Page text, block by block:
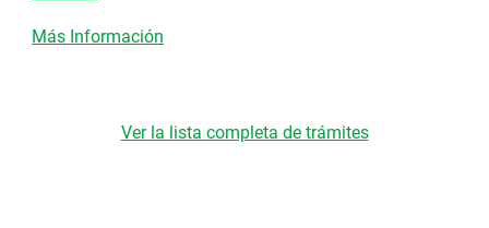
Más Información
Ver la lista completa de trámites